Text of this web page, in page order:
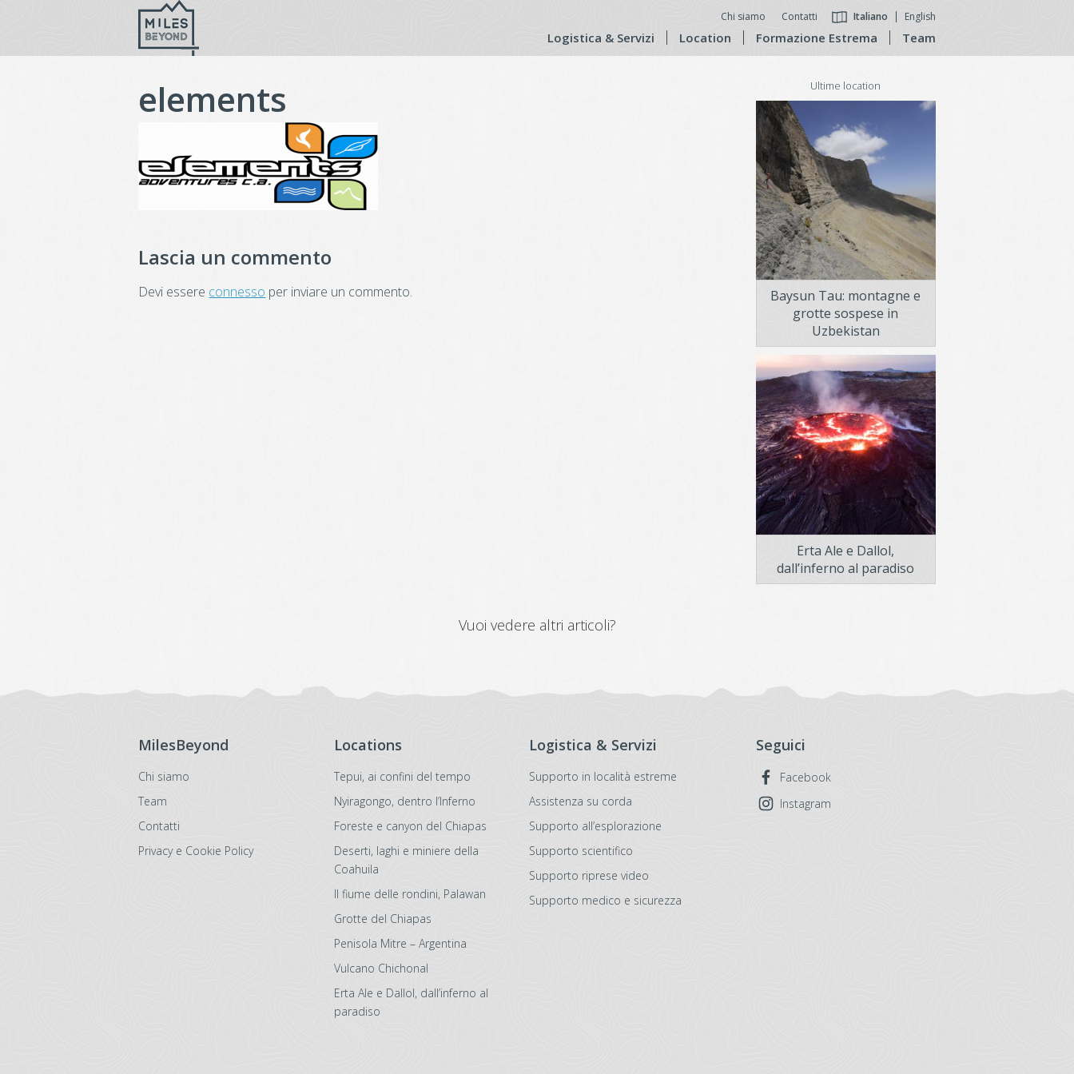
Chi siamo Contatti Italiano English
Logistica & Servizi Location Formazione Estrema Team
elements
Lascia un commento
Devi essere connesso per inviare un commento.
Ultime location
Baysun Tau: montagne e
grotte sospese in
Uzbekistan
Erta Ale e Dallol,
dall’inferno al paradiso
Vuoi vedere altri articoli?
MilesBeyond
Chi siamo
Team
Contatti
Privacy e Cookie Policy
Locations
Tepui, ai confini del tempo
Nyiragongo, dentro l’Inferno
Foreste e canyon del Chiapas
Deserti, laghi e miniere della
Coahuila
Il fiume delle rondini, Palawan
Grotte del Chiapas
Penisola Mitre – Argentina
Vulcano Chichonal
Erta Ale e Dallol, dall’inferno al
paradiso
Logistica & Servizi
Supporto in località estreme
Assistenza su corda
Supporto all’esplorazione
Supporto scientifico
Supporto riprese video
Supporto medico e sicurezza
Seguici
Facebook
Instagram